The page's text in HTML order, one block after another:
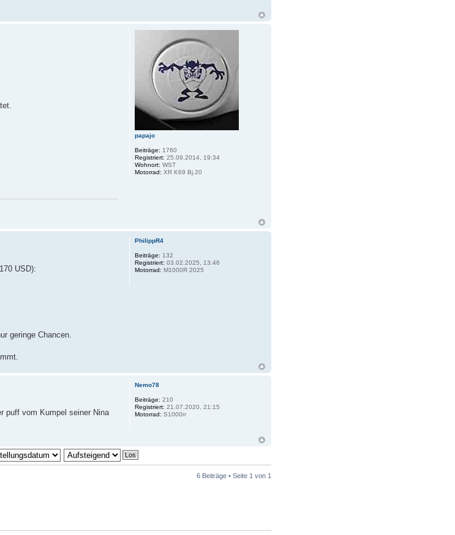
papajo
Beiträge: 1760
Registriert: 25.09.2014, 19:34
Wohnort: WST
Motorrad: XR K69 Bj.20
USD):
geringe Chancen.
PhilippR4
Beiträge: 132
Registriert: 03.02.2025, 13:46
Motorrad: M1000R 2025
puff vom Kumpel seiner Nina
Nemo78
Beiträge: 210
Registriert: 21.07.2020, 21:15
Motorrad: S1000rr
6 Beiträge • Seite 1 von 1